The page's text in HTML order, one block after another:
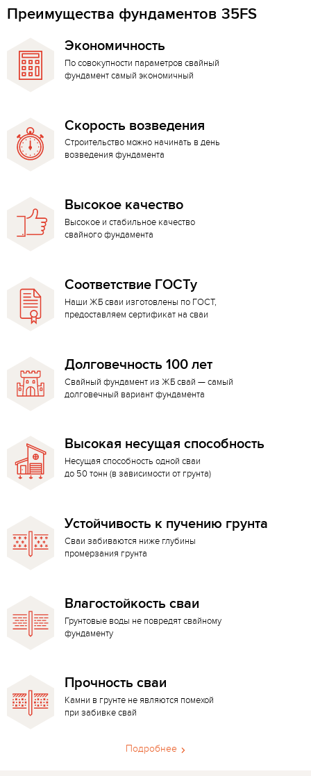
Преимущества фундаментов 35FS
Экономичность
По совокупности параметров свайный
фундамент самый экономичный
Скорость возведения
Строительство можно начинать в день
возведения фундамента
Высокое качество
Высокое и стабильное качество
свайного фундамента
Соответствие ГОСТу
Наши ЖБ сваи изготовлены по ГОСТ,
предоставляем сертификат на сваи
Долговечность 100 лет
Свайный фундамент из ЖБ свай — самый
долговечный вариант фундамента
Высокая несущая способность
Несущая способность одной сваи
до 50 тонн (в зависимости от грунта)
Устойчивость к пучению грунта
Сваи забиваются ниже глубины
промерзания грунта
Влагостойкость сваи
Грунтовые воды не повредят свайному
фундаменту
Прочность сваи
Камни в грунте не являются помехой
при забивке свай
Подробнее